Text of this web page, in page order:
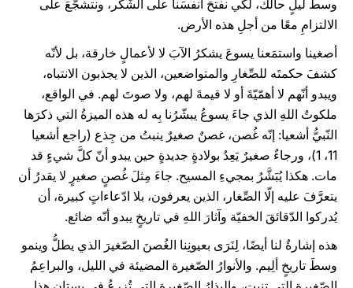
وسط ليلٍ حالك، لكي نفتحَ أنفسَنا على الشّكر، ونتشجَّعَ على
الالتزامِ معًا من أجلِ هذه الأرض.
أصغينا واستمَعنا يسوعَ يشكرُ الآبَ لا لأعمالٍ خارقة، بل لأنّه
كشفَ حكمتَه للصِّغارِ والمتواضعين، الذين لا يجذبون الانتباه،
ويبدو أنّهم لا أهمّيّةَ أو لا قيمةَ لهم، ولا صوتَ لهم. في الواقع،
ملكوتُ اللهِ الذي جاءَ يسوعُ يبشّرُنا بِه له هذه الميزةُ التي ذكرَها
النّبيُّ أشعيا: إنّه غُصن، غصنٌ صغيرٌ ينبتُ من جِذع (راجع أشعيا
11، 1)، ورجاءٌ صغيرٌ يَعِدُ بولادةٍ جديدةٍ حين يبدو أنّ كلَّ شيءٍ قد
مات. هكذا يُبَشَّرُ بمجيءِ المسيح. جاءَ مِثلَ غُصنٍ صغيرٍ لا يقدرُ أن
يتعرَّفَ عليه إلّا الصِّغار، الذين يعرفون، بلا ادّعاءاتٍ كبيرة، أن
يُدركوا الدّقائقَ الخفيّة وآثارَ اللهِ في تاريخٍ يبدو أنّه ضائع.
هذه إشارةٌ لنا أيضًا، لِنَرَى بعيونِنا الغُصنَ الصّغيرَ الذي يطلُّ وينمو
وسطَ تاريخٍ ألِيم. والأنوارُ الصّغيرة المضيئة في الليل، والبراعِمُ